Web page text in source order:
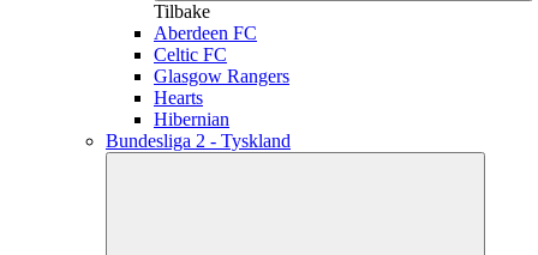
Tilbake
Aberdeen FC
Celtic FC
Glasgow Rangers
Hearts
Hibernian
Bundesliga 2 - Tyskland